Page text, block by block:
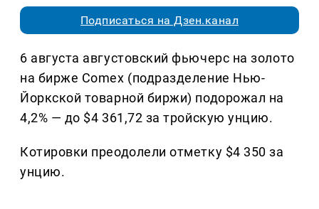
Подписаться на Дзен.канал
6 августа августовский фьючерс на золото
на бирже Comex (подразделение Нью-
Йоркской товарной биржи) подорожал на
4,2% — до $4 361,72 за тройскую унцию.
Котировки преодолели отметку $4 350 за
унцию.